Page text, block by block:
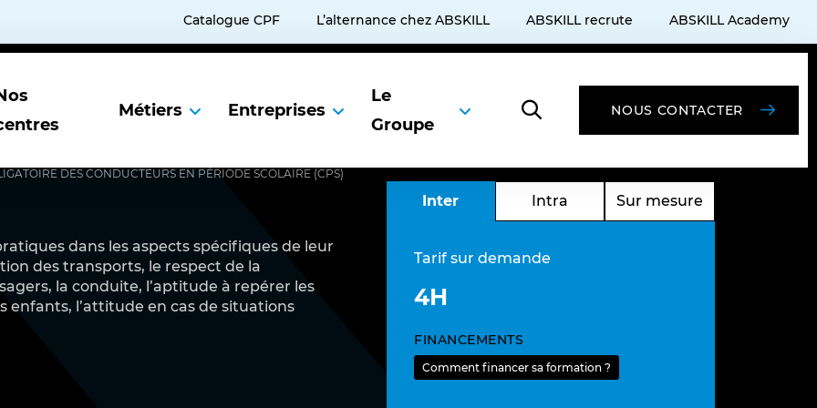
Catalogue CPF L’alternance chez ABSKILL ABSKILL recrute ABSKILL Academy
Métiers Entreprises
Portail Client ABSKILL
L’expertise Grands Comptes ABSKILL
Le
Groupe
Agréments et Certifications
Espace qualité
NOUS CONTACTER
DES CONDUCTEURS EN PÉRIODE SCOLAIRE (CPS)
dans les aspects spécifiques de leur
des transports, le respect de la
la conduite, l’aptitude à repérer les
enfants, l’attitude en cas de situations
Inter Intra Sur mesure
Tarif sur demande
4H
FINANCEMENTS
Comment financer sa formation ?